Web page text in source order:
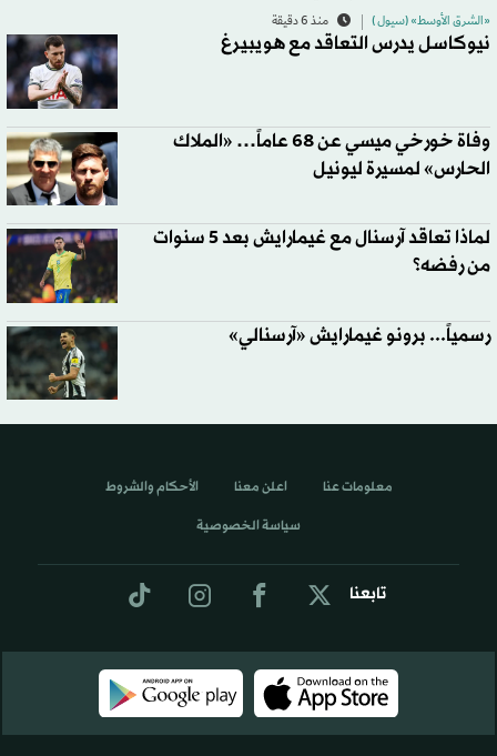
«الشرق الأوسط» (سيول ) منذ 6 دقيقة
نيوكاسل يدرس التعاقد مع هويبيرغ
وفاة خورخي ميسي عن 68 عاماً… «الملاك
الحارس» لمسيرة ليونيل
لماذا تعاقد آرسنال مع غيمارايش بعد 5 سنوات
من رفضه؟
رسمياً... برونو غيمارايش «آرسنالي»
تابعنا
معلومات عنا اعلن معنا الأحكام والشروط
سياسة الخصوصية